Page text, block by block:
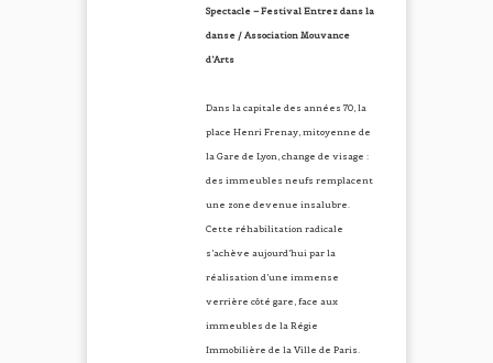
Spectacle – Festival Entrez dans la
danse / Association Mouvance
d’Arts
Dans la capitale des années 70, la
place Henri Frenay, mitoyenne de
la Gare de Lyon, change de visage :
des immeubles neufs remplacent
une zone devenue insalubre.
Cette réhabilitation radicale
s’achève aujourd’hui par la
réalisation d’une immense
verrière côté gare, face aux
immeubles de la Régie
Immobilière de la Ville de Paris.